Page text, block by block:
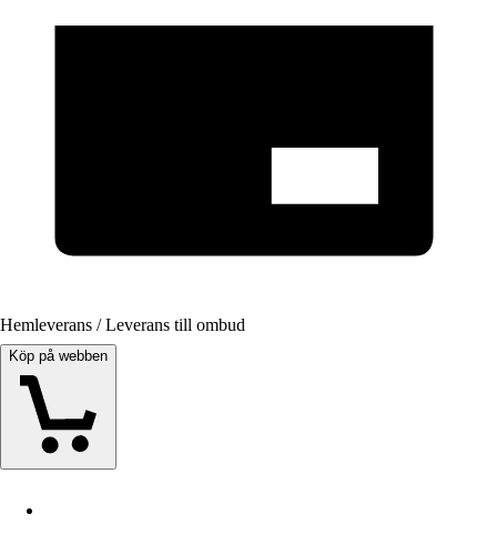
Hemleverans / Leverans till ombud
Köp på webben